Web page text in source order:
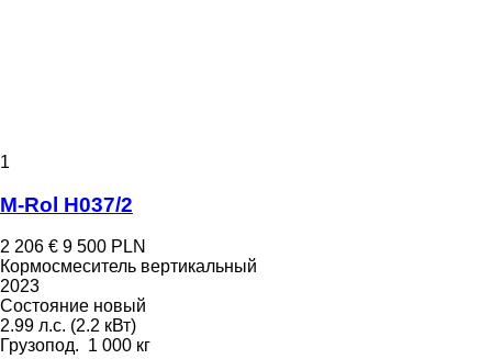
1
M-Rol H037/2
2 206 € 9 500 PLN
Кормосмеситель вертикальный
2023
Состояние новый
2.99 л.с. (2.2 кВт)
Грузопод. 1 000 кг